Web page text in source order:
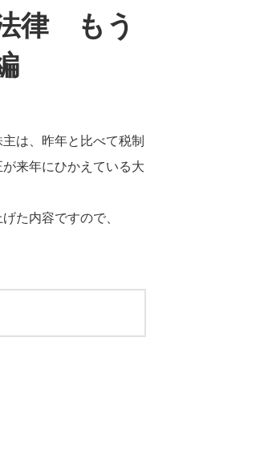
律 もう
は、昨年と比べて税制
来年にひかえている大
た内容ですので、